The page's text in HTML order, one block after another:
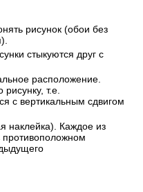
рисунок (обои без
стыкуются друг с
расположение.
т.е.
с вертикальным сдвигом
наклейка). Каждое из